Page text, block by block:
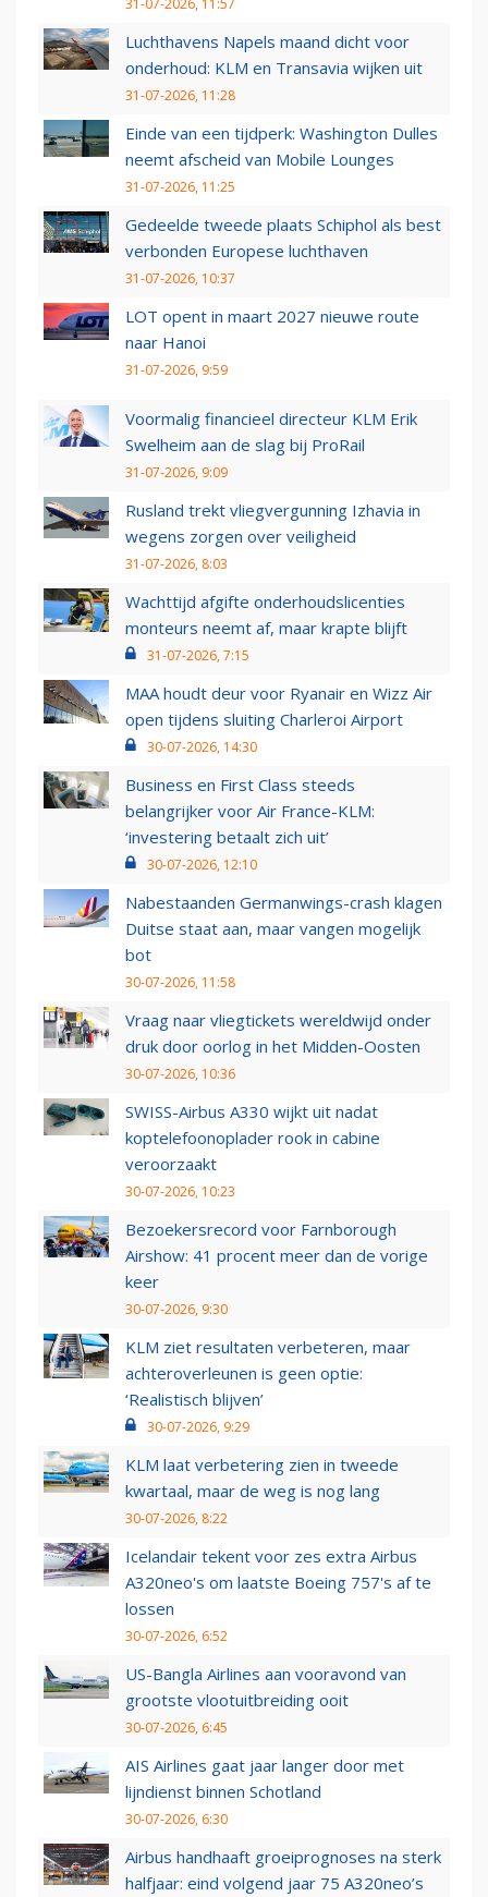
31-07-2026, 11:57
Luchthavens Napels maand dicht voor
onderhoud: KLM en Transavia wijken uit
31-07-2026, 11:28
Einde van een tijdperk: Washington Dulles
neemt afscheid van Mobile Lounges
31-07-2026, 11:25
Gedeelde tweede plaats Schiphol als best
verbonden Europese luchthaven
31-07-2026, 10:37
LOT opent in maart 2027 nieuwe route
naar Hanoi
31-07-2026, 9:59
Voormalig financieel directeur KLM Erik
Swelheim aan de slag bij ProRail
31-07-2026, 9:09
Rusland trekt vliegvergunning Izhavia in
wegens zorgen over veiligheid
31-07-2026, 8:03
Wachttijd afgifte onderhoudslicenties
monteurs neemt af, maar krapte blijft
31-07-2026, 7:15
MAA houdt deur voor Ryanair en Wizz Air
open tijdens sluiting Charleroi Airport
30-07-2026, 14:30
Business en First Class steeds
belangrijker voor Air France-KLM:
‘investering betaalt zich uit’
30-07-2026, 12:10
Nabestaanden Germanwings-crash klagen
Duitse staat aan, maar vangen mogelijk
bot
30-07-2026, 11:58
Vraag naar vliegtickets wereldwijd onder
druk door oorlog in het Midden-Oosten
30-07-2026, 10:36
SWISS-Airbus A330 wijkt uit nadat
koptelefoonoplader rook in cabine
veroorzaakt
30-07-2026, 10:23
Bezoekersrecord voor Farnborough
Airshow: 41 procent meer dan de vorige
keer
30-07-2026, 9:30
KLM ziet resultaten verbeteren, maar
achteroverleunen is geen optie:
‘Realistisch blijven’
30-07-2026, 9:29
KLM laat verbetering zien in tweede
kwartaal, maar de weg is nog lang
30-07-2026, 8:22
Icelandair tekent voor zes extra Airbus
A320neo's om laatste Boeing 757's af te
lossen
30-07-2026, 6:52
US-Bangla Airlines aan vooravond van
grootste vlootuitbreiding ooit
30-07-2026, 6:45
AIS Airlines gaat jaar langer door met
lijndienst binnen Schotland
30-07-2026, 6:30
Airbus handhaaft groeiprognoses na sterk
halfjaar: eind volgend jaar 75 A320neo’s